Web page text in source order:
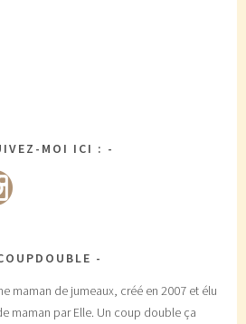
MOI ICI :
maman de jumeaux, créé en 2007 et élu
maman par Elle. Un coup double ça